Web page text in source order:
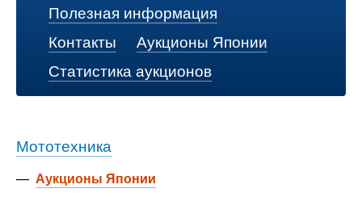
Полезная информация
Контакты
Аукционы Японии
Статистика аукционов
Мототехника
— Аукционы Японии